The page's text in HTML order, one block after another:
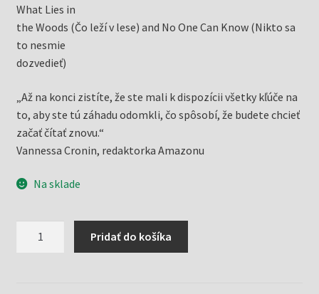
What Lies in
the Woods (Čo leží v lese) and No One Can Know (Nikto sa
to nesmie
dozvedieť)
„Až na konci zistíte, že ste mali k dispozícii všetky kľúče na
to, aby ste tú záhadu odomkli, čo spôsobí, že budete chcieť
začať čítať znovu.“
Vannessa Cronin, redaktorka Amazonu
Na sklade
Pridať do košíka